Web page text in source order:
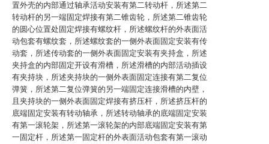
置外壳的内部通过轴承活动安装有第二转动杆，所述第二
转动杆的另一端固定焊接有第二锥齿轮，所述第二锥齿轮
的圆心位置处固定焊接有螺纹杆，所述螺纹杆的外表面活
动包套有螺纹套，所述螺纹套的一侧外表面固定安装有传
动套，所述传动套的一侧外表面固定安装有夹持盒，所述
夹持盒的内部固定开设有滑槽，所述滑槽的内部活动插设
有夹持块，所述夹持块的一侧外表面固定连接有第二复位
弹簧，所述第二复位弹簧的另一端固定连接滑槽的内壁，
且夹持块的一侧外表面固定焊接有挤压杆，所述挤压杆的
底端固定安装有转动轴承，所述转动轴承的底端固定安装
有第一滚轮架，所述第一滚轮架的内部底端固定安装有第
一固定杆，所述第一固定杆的外表面活动包套有第一滚动